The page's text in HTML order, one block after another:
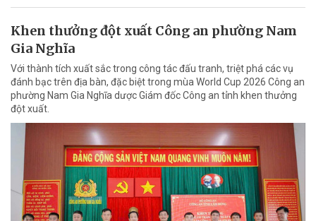
Khen thưởng đột xuất Công an phường Nam
Gia Nghĩa
Với thành tích xuất sắc trong công tác đấu tranh, triệt phá các vụ
đánh bạc trên địa bàn, đặc biệt trong mùa World Cup 2026 Công an
phường Nam Gia Nghĩa dược Giám đốc Công an tỉnh khen thưởng
đột xuất.